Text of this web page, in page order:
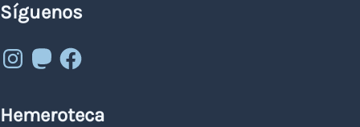
Síguenos
Instagram
MastodonFacebook
Hemeroteca